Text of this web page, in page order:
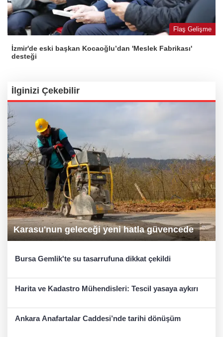
Flaş Gelişme
İzmir'de eski başkan Kocaoğlu’dan 'Meslek Fabrikası'
desteği
İlginizi Çekebilir
Karasu'nun geleceği yeni hatla güvencede
Bursa Gemlik'te su tasarrufuna dikkat çekildi
Harita ve Kadastro Mühendisleri: Tescil yasaya aykırı
Ankara Anafartalar Caddesi’nde tarihi dönüşüm